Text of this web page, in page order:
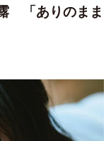
「ありのまま